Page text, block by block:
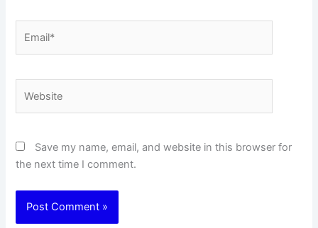
Save my name, email, and website in this browser for
the next time I comment.